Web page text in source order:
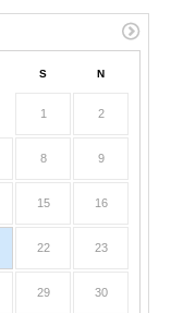
S N
1 2
8 9
15 16
22 23
29 30